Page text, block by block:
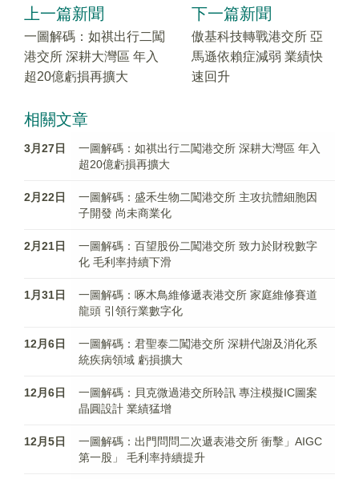
上一篇新聞
一圖解碼：如祺出行二闖
港交所 深耕大灣區 年入
超20億虧損再擴大
下一篇新聞
傲基科技轉戰港交所 亞
馬遜依賴症減弱 業績快
速回升
相關文章
3月27日
一圖解碼：如祺出行二闖港交所 深耕大灣區 年入
超20億虧損再擴大
2月22日
一圖解碼：盛禾生物二闖港交所 主攻抗體細胞因
子開發 尚未商業化
2月21日
一圖解碼：百望股份二闖港交所 致力於財稅數字
化 毛利率持續下滑
1月31日
一圖解碼：啄木鳥維修遞表港交所 家庭維修賽道
龍頭 引領行業數字化
12月6日
一圖解碼：君聖泰二闖港交所 深耕代謝及消化系
統疾病領域 虧損擴大
12月6日
一圖解碼：貝克微過港交所聆訊 專注模擬IC圖案
晶圓設計 業績猛增
12月5日
一圖解碼：出門問問二次遞表港交所 衝擊」AIGC
第一股」 毛利率持續提升